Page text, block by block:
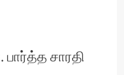
பார்த்த சாரதி